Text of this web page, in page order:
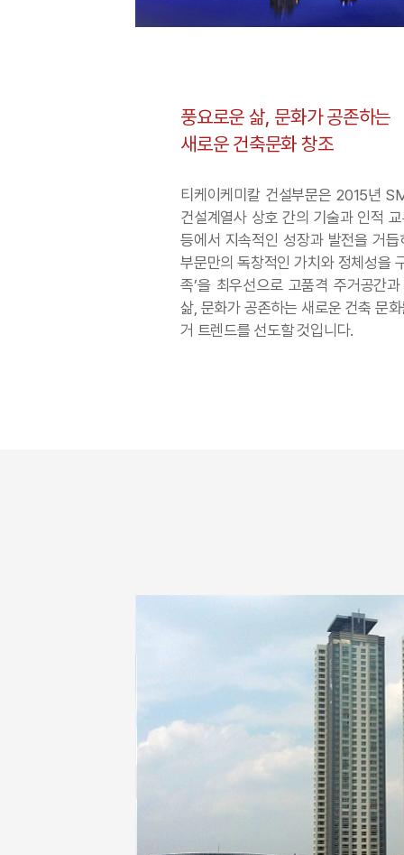
풍요로운 삶, 문화가 공존하는
새로운 건축문화 창조
티케이케미칼 건설부문은 2015년
건설계열사 상호 간의 기술과 인적
등에서 지속적인 성장과 발전을 거
부문만의 독창적인 가치와 정체성을
족’을 최우선으로 고품격 주거공간
삶, 문화가 공존하는 새로운 건축 문
거 트렌드를 선도할 것입니다.